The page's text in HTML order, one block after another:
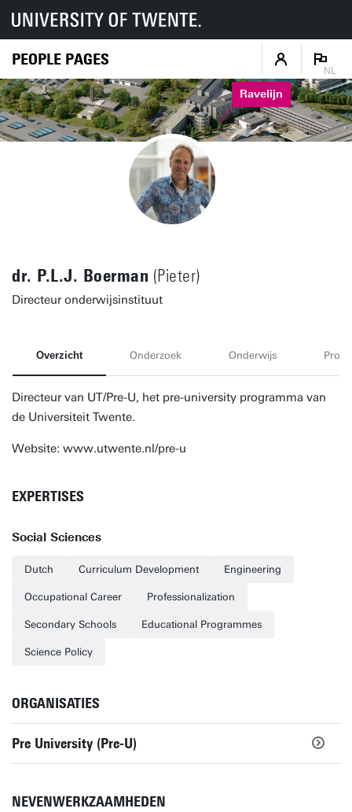
PEOPLE PAGES
NL
Ravelijn
dr. P.L.J. Boerman (Pieter)
Directeur onderwijsinstituut
Overzicht Onderzoek Onderwijs
Directeur van UT/Pre-U, het pre-university programma van
de Universiteit Twente.
Website: www.utwente.nl/pre-u
EXPERTISES
Social Sciences
Dutch Curriculum Development Engineering
Occupational Career Professionalization
Secondary Schools Educational Programmes
Science Policy
ORGANISATIES
Pre University (Pre-U)
NEVENWERKZAAMHEDEN